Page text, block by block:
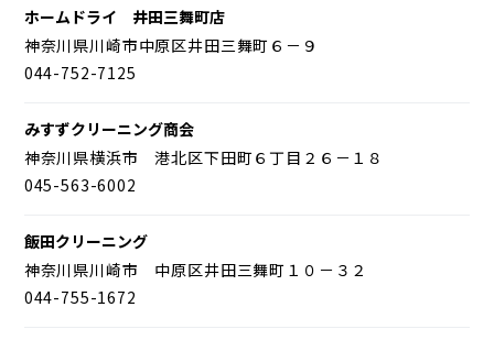
ホームドライ 井田三舞町店
神奈川県川崎市中原区井田三舞町６－９
044-752-7125
みすずクリーニング商会
神奈川県横浜市 港北区下田町６丁目２６－１８
045-563-6002
飯田クリーニング
神奈川県川崎市 中原区井田三舞町１０－３２
044-755-1672